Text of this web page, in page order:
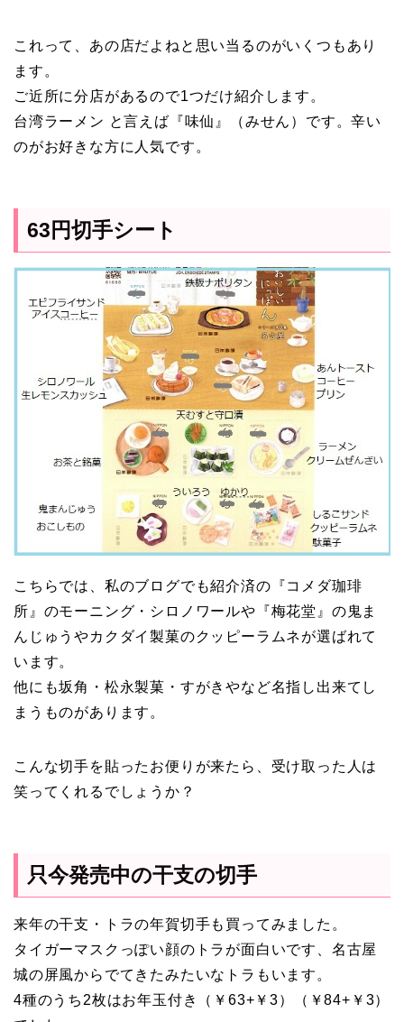
これって、あの店だよねと思い当るのがいくつもあり
ます。
ご近所に分店があるので1つだけ紹介します。
台湾ラーメン と言えば『味仙』（みせん）です。辛い
のがお好きな方に人気です。
63円切手シート
こちらでは、私のブログでも紹介済の『コメダ珈琲
所』のモーニング・シロノワールや『梅花堂』の鬼ま
んじゅうやカクダイ製菓のクッピーラムネが選ばれて
います。
他にも坂角・松永製菓・すがきやなど名指し出来てし
まうものがあります。
こんな切手を貼ったお便りが来たら、受け取った人は
笑ってくれるでしょうか？
只今発売中の干支の切手
来年の干支・トラの年賀切手も買ってみました。
タイガーマスクっぽい顔のトラが面白いです、名古屋
城の屏風からでてきたみたいなトラもいます。
4種のうち2枚はお年玉付き（￥63+￥3）（￥84+￥3）